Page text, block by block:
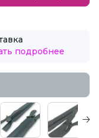
подробнее